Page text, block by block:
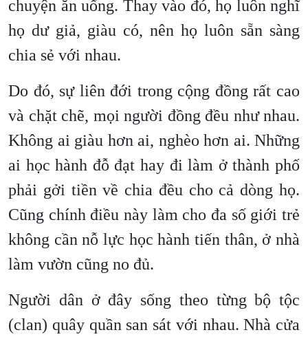
chuyện ăn uống. Thay vào đó, họ luôn nghĩ
họ dư giả, giàu có, nên họ luôn sẵn sàng
chia sẻ với nhau.
Do đó, sự liên đới trong cộng đồng rất cao
và chặt chẽ, mọi người đồng đều như nhau.
Không ai giàu hơn ai, nghèo hơn ai. Những
ai học hành đỗ đạt hay đi làm ở thành phố
phải gởi tiền về chia đều cho cả dòng họ.
Cũng chính điều này làm cho đa số giới trẻ
không cần nỗ lực học hành tiến thân, ở nhà
làm vườn cũng no đủ.
Người dân ở đây sống theo từng bộ tộc
(clan) quây quần san sát với nhau. Nhà cửa